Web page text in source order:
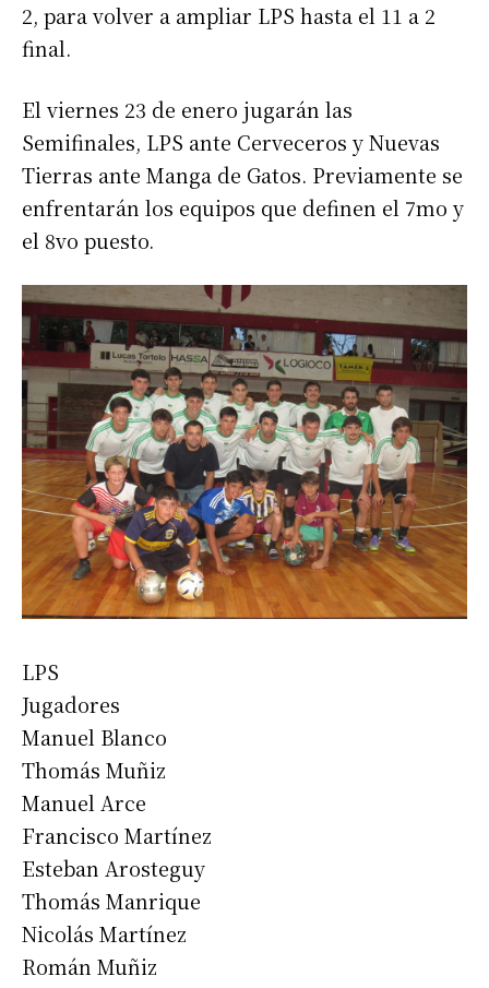
2, para volver a ampliar LPS hasta el 11 a 2
final.
El viernes 23 de enero jugarán las
Semifinales, LPS ante Cerveceros y Nuevas
Tierras ante Manga de Gatos. Previamente se
enfrentarán los equipos que definen el 7mo y
el 8vo puesto.
LPS
Jugadores
Manuel Blanco
Thomás Muñiz
Manuel Arce
Francisco Martínez
Esteban Arosteguy
Thomás Manrique
Nicolás Martínez
Román Muñiz